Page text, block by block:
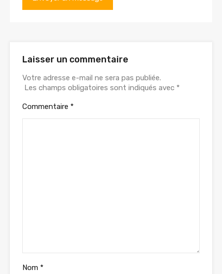
Laisser un commentaire
Votre adresse e-mail ne sera pas publiée.
Les champs obligatoires sont indiqués avec *
Commentaire *
Nom *